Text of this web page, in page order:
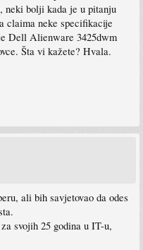
neki bolji kada je u pitanju
claima neke specifikacije
Dell Alienware 3425dwm
Šta vi kažete? Hvala.
ali bih savjetovao da odes
svojih 25 godina u IT-u,